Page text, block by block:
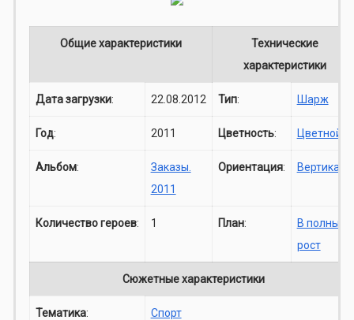
Общие характеристики
Технические
характеристики
Дата загрузки: 22.08.2012 Тип: Шарж
Год: 2011 Цветность: Цветной
Альбом:
Заказы.
2011
Ориентация: Вертикаль
Количество героев: 1 План:
В полный
рост
Сюжетные характеристики
Тематика: Спорт